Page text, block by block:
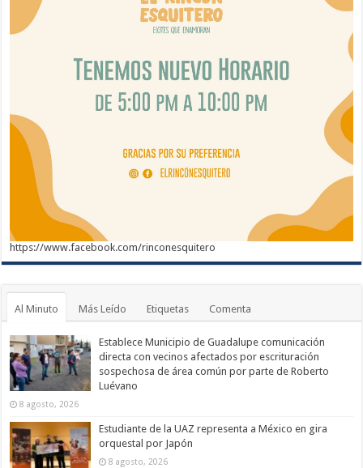
https://www.facebook.com/rinconesquitero
Al Minuto Más Leído Etiquetas Comenta
Establece Municipio de Guadalupe comunicación
directa con vecinos afectados por escrituración
sospechosa de área común por parte de Roberto
Luévano
8 agosto, 2026
Estudiante de la UAZ representa a México en gira
orquestal por Japón
8 agosto, 2026